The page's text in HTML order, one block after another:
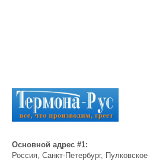
Основной адрес #1:
Россия, Санкт-Петербург,